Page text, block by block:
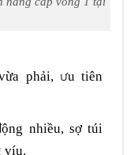
phải, ưu tiên
nhiều, sợ túi
víu.